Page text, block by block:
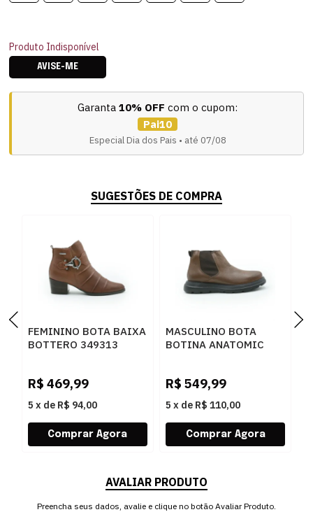
Produto Indisponível
AVISE-ME
Garanta 10% OFF com o cupom:
Pai10
Especial Dia dos Pais • até 07/08
SUGESTÕES DE COMPRA
FEMININO BOTA BAIXA
BOTTERO 349313
R$ 469,99
5 x de R$ 94,00
MASCULINO BOTA
BOTINA ANATOMIC
R$ 549,99
5 x de R$ 110,00
AVALIAR PRODUTO
Preencha seus dados, avalie e clique no botão Avaliar Produto.